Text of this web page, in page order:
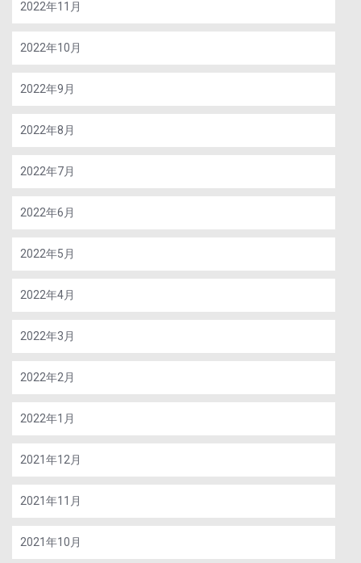
2022年11月
2022年10月
2022年9月
2022年8月
2022年7月
2022年6月
2022年5月
2022年4月
2022年3月
2022年2月
2022年1月
2021年12月
2021年11月
2021年10月